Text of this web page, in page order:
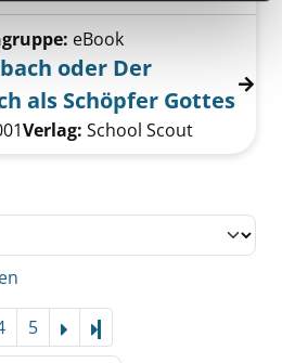
eBook
oder Der
als Schöpfer Gottes
diesem Verfasser
Verlag: School Scout
5